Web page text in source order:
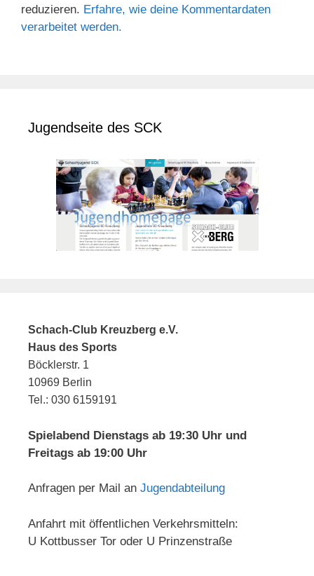
reduzieren. Erfahre, wie deine Kommentardaten
verarbeitet werden.
Jugendseite des SCK
Schach-Club Kreuzberg e.V.
Haus des Sports
Böcklerstr. 1
10969 Berlin
Tel.: 030 6159191
Spielabend Dienstags ab 19:30 Uhr und
Freitags ab 19:00 Uhr
Anfragen per Mail an Jugendabteilung
Anfahrt mit öffentlichen Verkehrsmitteln:
U Kottbusser Tor oder U Prinzenstraße